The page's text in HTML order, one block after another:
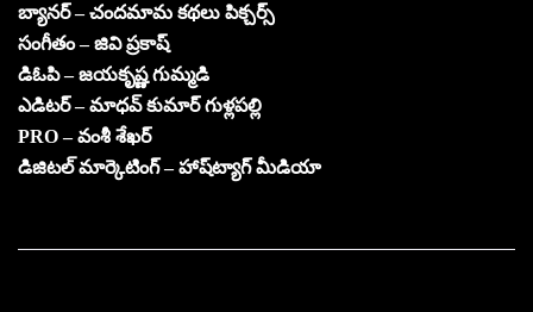
బ్యానర్ – చందమామ కథలు పిక్చర్స్
సంగీతం – జివి ప్రకాష్
డిఓపి – జయకృష్ణ గుమ్మడి
ఎడిటర్ – మాధవ్ కుమార్ గుళ్లపల్లి
PRO – వంశీ శేఖర్
డిజిటల్ మార్కెటింగ్ – హాష్‌ట్యాగ్ మీడియా